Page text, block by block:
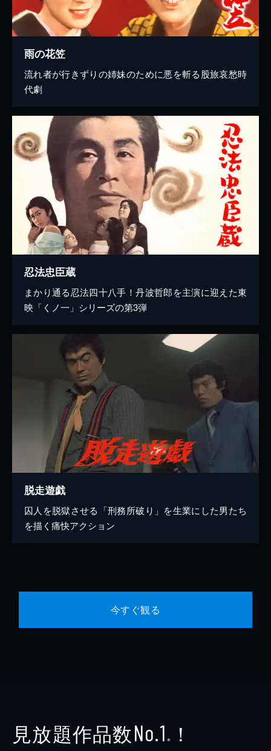
雨の花笠
流れ者が行きずりの姉妹のために悪を斬る股旅哀愁時
代劇
忍法忠臣蔵
まかり通る忍法四十八手！丹波哲郎を主演に迎えた東
映「くノ一」シリーズの第3弾
脱走遊戯
囚人を脱獄させる「刑務所破り」を生業にした男たち
を描く痛快アクション
今すぐ観る
見放題作品数No.1 ※ ！